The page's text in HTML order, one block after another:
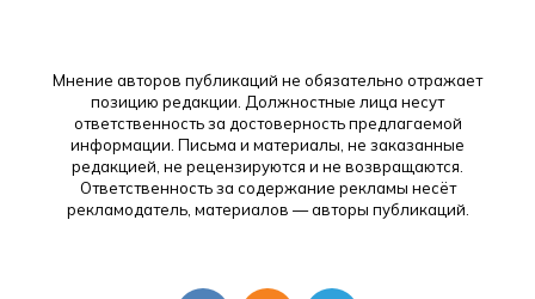
Мнение авторов публикаций не обязательно отражает
позицию редакции. Должностные лица несут
ответственность за достоверность предлагаемой
информации. Письма и материалы, не заказанные
редакцией, не рецензируются и не возвращаются.
Ответственность за содержание рекламы несёт
рекламодатель, материалов — авторы публикаций.